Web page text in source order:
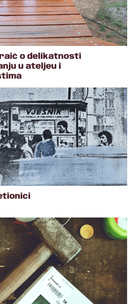
o delikatnosti
u ateljeu i